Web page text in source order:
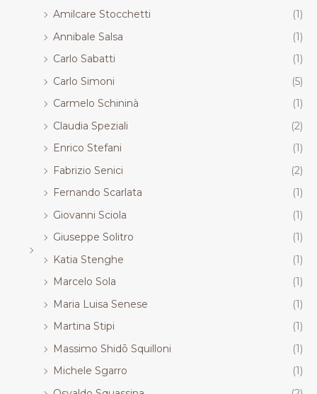
Amilcare Stocchetti
(1)
Annibale Salsa
(1)
Carlo Sabatti
(1)
Carlo Simoni
(5)
Carmelo Schininà
(1)
Claudia Speziali
(2)
Enrico Stefani
(1)
Fabrizio Senici
(2)
Fernando Scarlata
(1)
Giovanni Sciola
(1)
Giuseppe Solitro
(1)
Katia Stenghe
(1)
Marcelo Sola
(1)
Maria Luisa Senese
(1)
Martina Stipi
(1)
Massimo Shidō Squilloni
(1)
Michele Sgarro
(1)